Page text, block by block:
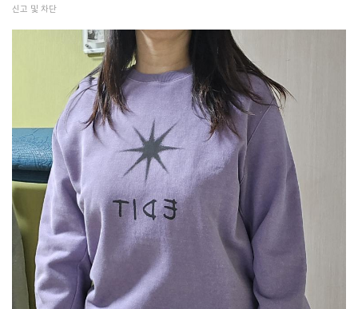
신고 및 차단